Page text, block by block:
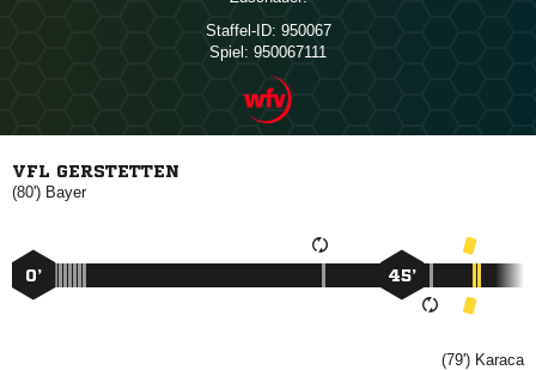
Staffel-ID: 950067
Spiel: 950067111
VFL GERSTETTEN
(80') 
0’ 45’
(79') 